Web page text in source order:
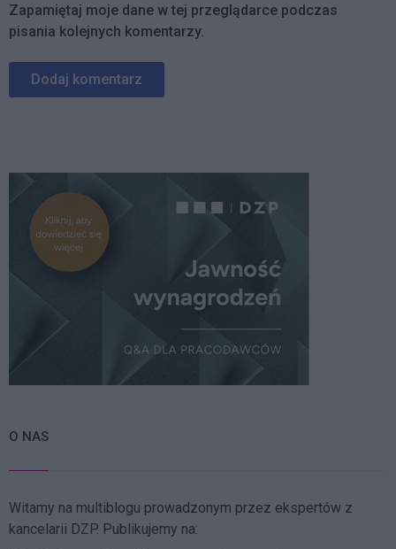
Zapamiętaj moje dane w tej przeglądarce podczas
pisania kolejnych komentarzy.
O NAS
Witamy na multiblogu prowadzonym przez ekspertów z
kancelarii DZP. Publikujemy na: